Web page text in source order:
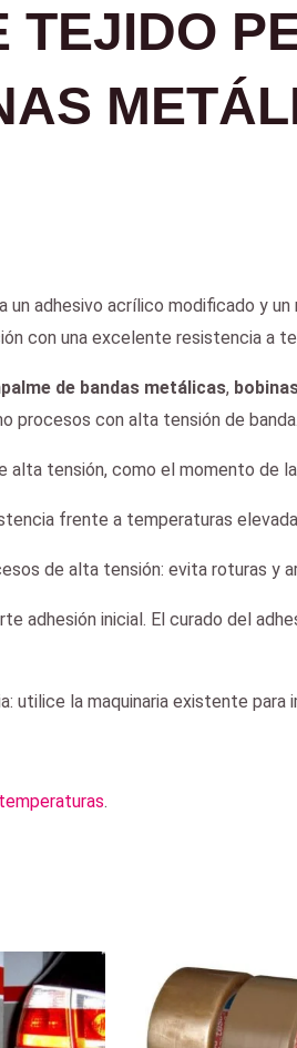
TEJIDO
adhesivo acrílico modificado y
con una excelente resistencia a
de bandas metálicas,
procesos con alta tensión de banda.
tensión, como el momento de
frente a temperaturas
de alta tensión: evita roturas y
adhesión inicial. El curado del
utilice la maquinaria existente
.